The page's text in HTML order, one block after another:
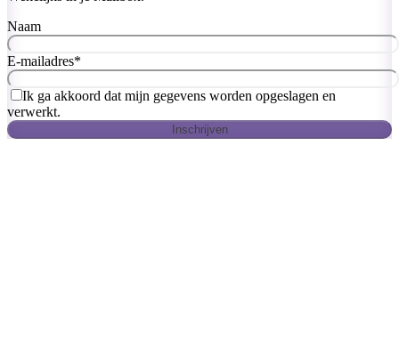
Naam
E-mailadres*
Ik ga akkoord dat mijn gegevens worden opgeslagen en
verwerkt.
Inschrijven